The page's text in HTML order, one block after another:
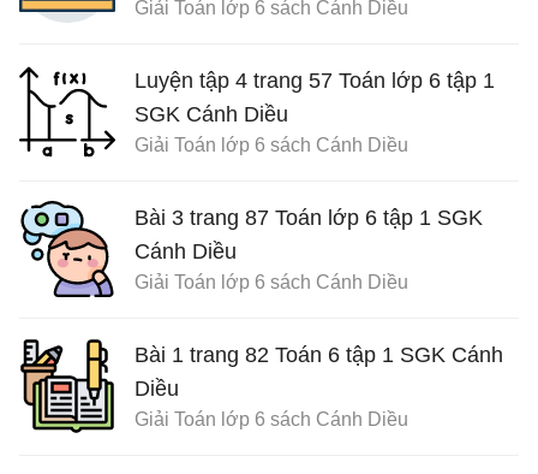
Giải Toán lớp 6 sách Cánh Diều
Luyện tập 4 trang 57 Toán lớp 6 tập 1
SGK Cánh Diều
Giải Toán lớp 6 sách Cánh Diều
Bài 3 trang 87 Toán lớp 6 tập 1 SGK
Cánh Diều
Giải Toán lớp 6 sách Cánh Diều
Bài 1 trang 82 Toán 6 tập 1 SGK Cánh
Diều
Giải Toán lớp 6 sách Cánh Diều